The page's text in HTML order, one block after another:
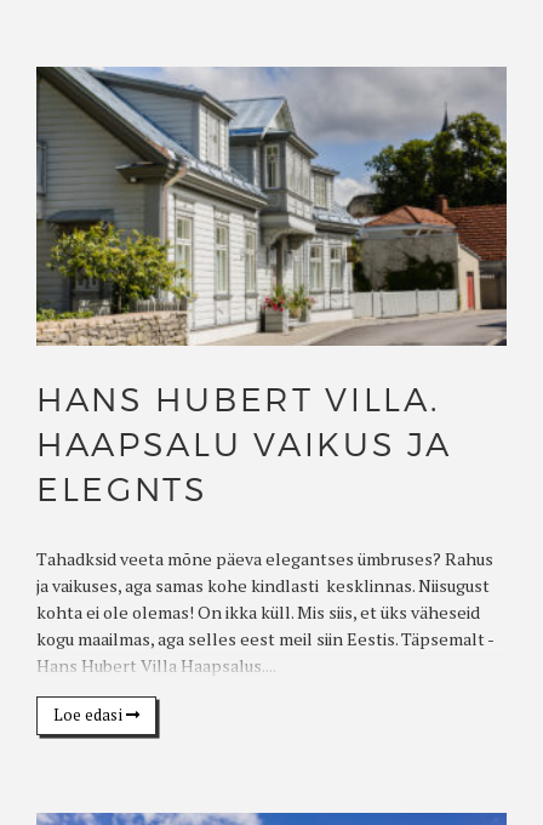
HANS HUBERT VILLA.
HAAPSALU VAIKUS JA
ELEGNTS
Tahadksid veeta mõne päeva elegantses ümbruses? Rahus
ja vaikuses, aga samas kohe kindlasti kesklinnas. Niisugust
kohta ei ole olemas! On ikka küll. Mis siis, et üks väheseid
kogu maailmas, aga selles eest meil siin Eestis. Täpsemalt -
Hans Hubert Villa Haapsalus....
Loe edasi